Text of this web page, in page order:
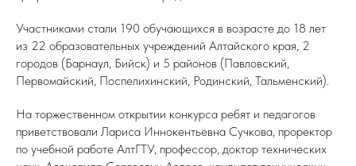
Участниками стали 190 обучающихся в возрасте до 18 лет
из 22 образовательных учреждений Алтайского края, 2
городов (Барнаул, Бийск) и 5 районов (Павловский,
Первомайский, Поспелихинский, Родинский, Тальменский).
На торжественном открытии конкурса ребят и педагогов
приветствовали Лариса Иннокентьевна Сучкова, проректор
по учебной работе АлтГТУ, профессор, доктор технических